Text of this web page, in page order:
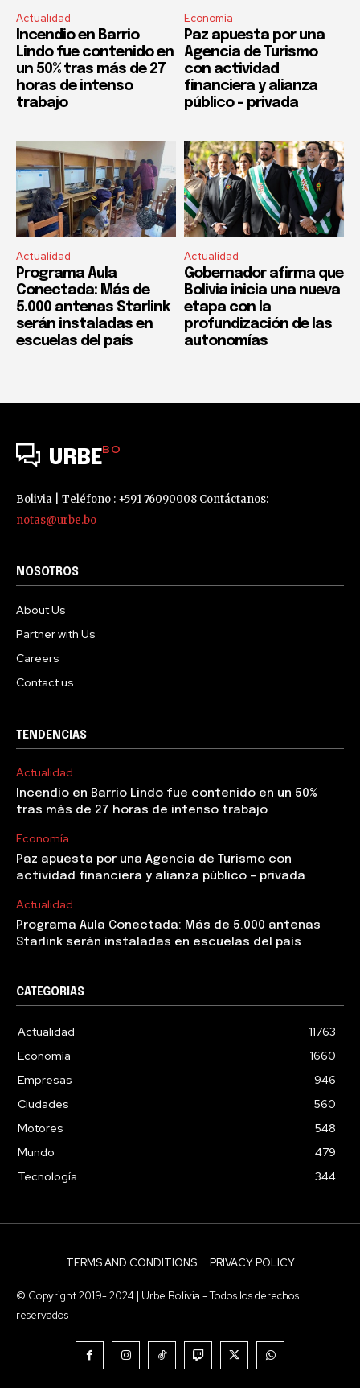
Actualidad
Incendio en Barrio
Lindo fue contenido en
un 50% tras más de 27
horas de intenso
trabajo
Economía
Paz apuesta por una
Agencia de Turismo
con actividad
financiera y alianza
público – privada
Actualidad
Programa Aula
Conectada: Más de
5.000 antenas Starlink
serán instaladas en
escuelas del país
Actualidad
Gobernador afirma que
Bolivia inicia una nueva
etapa con la
profundización de las
autonomías
URBEBO
Bolivia | Teléfono : +591 76090008 Contáctanos:
notas@urbe.bo
NOSOTROS
About Us
Partner with Us
Careers
Contact us
TENDENCIAS
Actualidad
Incendio en Barrio Lindo fue contenido en un 50%
tras más de 27 horas de intenso trabajo
Economía
Paz apuesta por una Agencia de Turismo con
actividad financiera y alianza público – privada
Actualidad
Programa Aula Conectada: Más de 5.000 antenas
Starlink serán instaladas en escuelas del país
CATEGORIAS
Actualidad
11763
Economía
1660
Empresas
946
Ciudades
560
Motores
548
Mundo
479
Tecnología
344
TERMS AND CONDITIONS PRIVACY POLICY
© Copyright 2019- 2024 | Urbe Bolivia - Todos los derechos
reservados